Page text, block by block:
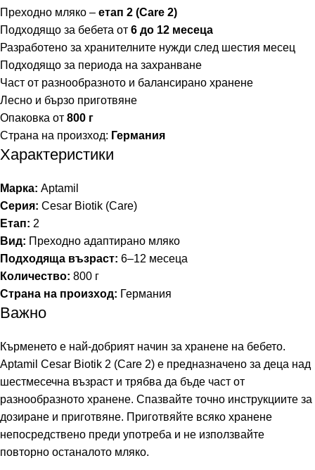
Преходно мляко – етап 2 (Care 2)
Подходящо за бебета от 6 до 12 месеца
Разработено за хранителните нужди след шестия месец
Подходящо за периода на захранване
Част от разнообразното и балансирано хранене
Лесно и бързо приготвяне
Опаковка от 800 г
Страна на произход: Германия
Характеристики
Марка: Aptamil
Серия: Cesar Biotik (Care)
Етап: 2
Вид: Преходно адаптирано мляко
Подходяща възраст: 6–12 месеца
Количество: 800 г
Страна на произход: Германия
Важно
Кърменето е най-добрият начин за хранене на бебето.
Aptamil Cesar Biotik 2 (Care 2) е предназначено за деца над
шестмесечна възраст и трябва да бъде част от
разнообразното хранене. Спазвайте точно инструкциите за
дозиране и приготвяне. Приготвяйте всяко хранене
непосредствено преди употреба и не използвайте
повторно останалото мляко.